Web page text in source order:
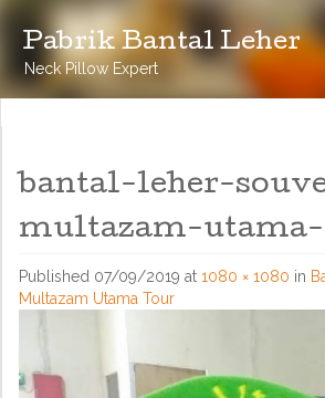
Pabrik Bantal Leher
Neck Pillow Expert
bantal-leher-
multazam-
Published 07/09/2019 at 1080 × 1080 in
Multazam Utama Tour